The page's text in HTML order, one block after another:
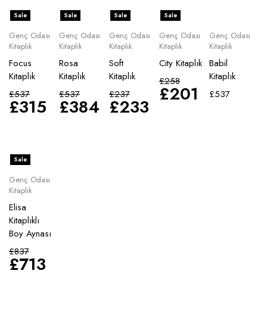
Sale
Genç Odası
Kitaplık
Focus
Kitaplık
£537
£315
Sale
Genç Odası
Kitaplık
Rosa
Kitaplık
£537
£384
Sale
Genç Odası
Kitaplık
Soft
Kitaplık
£237
£233
Sale
Genç Odası
Kitaplık
City Kitaplık
£258
£201
Genç Odası
Kitaplık
Babil
Kitaplık
£537
Sale
Genç Odası
Kitaplık
Elisa
Kitaplıklı
Boy Aynası
£837
£713